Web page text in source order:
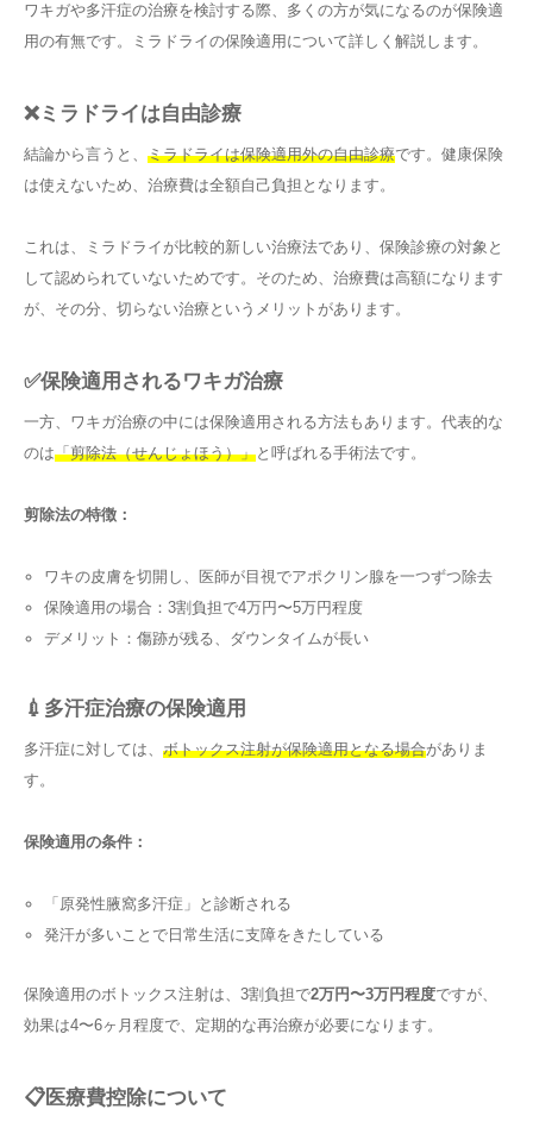
ワキガや多汗症の治療を検討する際、多くの方が気になるのが保険適
用の有無です。ミラドライの保険適用について詳しく解説します。
❌ミラドライは自由診療
結論から言うと、 ミラドライは保険適用外の自由診療です。健康保険
は使えないため、治療費は全額自己負担となります。
これは、ミラドライが比較的新しい治療法であり、保険診療の対象と
して認められていないためです。そのため、治療費は高額になります
が、その分、切らない治療というメリットがあります。
✅保険適用されるワキガ治療
一方、ワキガ治療の中には保険適用される方法もあります。代表的な
のは「剪除法（せんじょほう）」と呼ばれる手術法です。
剪除法の特徴：
ワキの皮膚を切開し、医師が目視でアポクリン腺を一つずつ除去
保険適用の場合：3割負担で4万円〜5万円程度
デメリット：傷跡が残る、ダウンタイムが長い
💉多汗症治療の保険適用
多汗症に対しては、 ボトックス注射が保険適用となる場合がありま
す。
保険適用の条件：
「原発性腋窩多汗症」と診断される
発汗が多いことで日常生活に支障をきたしている
保険適用のボトックス注射は、3割負担で2万円〜3万円程度ですが、
効果は4〜6ヶ月程度で、定期的な再治療が必要になります。
📋医療費控除について